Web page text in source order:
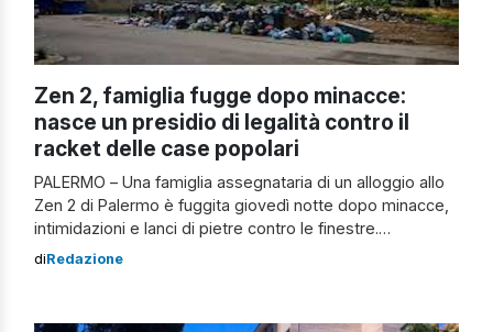
Zen 2, famiglia fugge dopo minacce:
nasce un presidio di legalità contro il
racket delle case popolari
PALERMO – Una famiglia assegnataria di un alloggio allo
Zen 2 di Palermo è fuggita giovedì notte dopo minacce,
intimidazioni e lanci di pietre contro le finestre.
Un’escalation che ha spinto i nuovi inquilini ad
dell’assessore comunale all’Emergenza abitativa,
diRedazione